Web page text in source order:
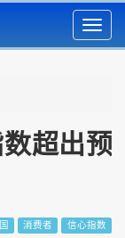
超出预
消费者 信心指数